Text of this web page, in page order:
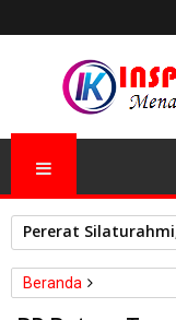
Pererat
Beranda